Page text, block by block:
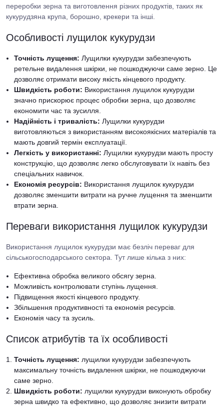
переробки зерна та виготовлення різних продуктів, таких як
кукурудзяна крупа, борошно, крекери та інші.
Особливості лущилок кукурудзи
Точність лущення: Лущилки кукурудзи забезпечують
ретельне видалення шкірки, не пошкоджуючи саме зерно. Це
дозволяє отримати високу якість кінцевого продукту.
Швидкість роботи: Використання лущилок кукурудзи
значно прискорює процес обробки зерна, що дозволяє
економити час та зусилля.
Надійність і тривалість: Лущилки кукурудзи
виготовляються з використанням високоякісних матеріалів та
мають довгий термін експлуатації.
Легкість у використанні: Лущилки кукурудзи мають просту
конструкцію, що дозволяє легко обслуговувати їх навіть без
спеціальних навичок.
Економія ресурсів: Використання лущилок кукурудзи
дозволяє зменшити витрати на ручне лущення та зменшити
втрати зерна.
Переваги використання лущилок кукурудзи
Використання лущилок кукурудзи має безліч переваг для
сільськогосподарського сектора. Тут лише кілька з них:
Ефективна обробка великого обсягу зерна.
Можливість контролювати ступінь лущення.
Підвищення якості кінцевого продукту.
Збільшення продуктивності та економія ресурсів.
Економія часу та зусиль.
Список атрибутів та їх особливості
Точність лущення: лущилки кукурудзи забезпечують
максимальну точність видалення шкірки, не пошкоджуючи
саме зерно.
Швидкість роботи: лущилки кукурудзи виконують обробку
зерна швидко та ефективно, що дозволяє знизити витрати